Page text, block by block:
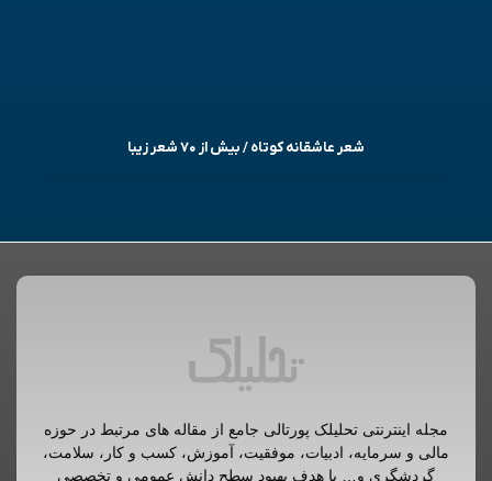
شعر عاشقانه کوتاه / بیش از ۷۰ شعر زیبا
مجله اینترنتی تحلیلک پورتالی جامع از مقاله های مرتبط در حوزه
مالی و سرمایه، ادبیات، موفقیت، آموزش، کسب و کار، سلامت،
گردشگری و… با هدف بهبود سطح دانش عمومی و تخصصی